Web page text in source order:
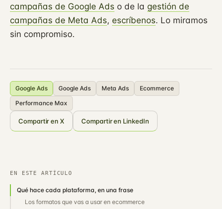
campañas de Google Ads o de la gestión de
campañas de Meta Ads, escríbenos. Lo miramos
sin compromiso.
Google Ads Google Ads Meta Ads
Ecommerce
Performance Max
Compartir en X Compartir en LinkedIn
EN ESTE ARTÍCULO
Qué hace cada plataforma, en una frase
Los formatos que vas a usar en ecommerce